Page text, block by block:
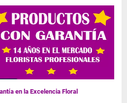
en la Excelencia Floral